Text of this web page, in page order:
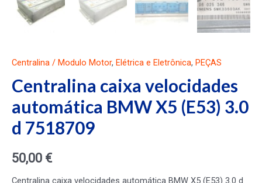
Centralina / Modulo Motor, Elétrica e Eletrônica, PEÇAS
Centralina caixa velocidades
automática BMW X5 (E53) 3.0
d 7518709
50,00 €
Centralina caixa velocidades automática BMW X5 (E53) 3.0 d